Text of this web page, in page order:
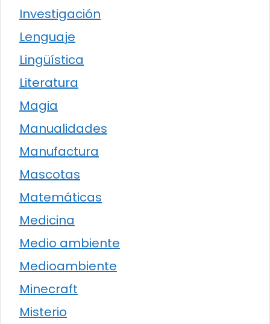
Investigación
Lenguaje
Lingüística
Literatura
Magia
Manualidades
Manufactura
Mascotas
Matemáticas
Medicina
Medio ambiente
Medioambiente
Minecraft
Misterio